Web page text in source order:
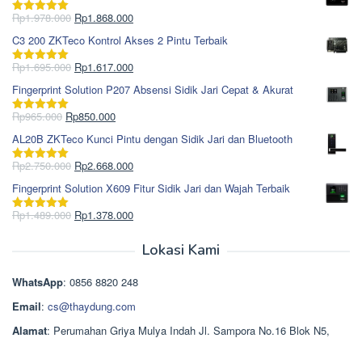
Dinilai5.00
Rp1.978.000 Harga
aslinya
adalah:
Rp1.978.000.
Rp1.868.000Harga
saat
ini
adalah:
C3 200 ZKTeco Kontrol Akses 2 Pintu Terbaik
Dinilai5.00
Rp1.695.000 Harga
aslinya
adalah:
Rp1.695.000.
Rp1.617.000Harga
saat
ini
Fingerprint Solution P207 Absensi Sidik Jari Cepat & Akurat
Dinilai5.00
Rp965.000 Harga
aslinya
adalah:
Rp965.000.
Rp850.000Harga
saat
ini
adalah:
AL20B ZKTeco Kunci Pintu dengan Sidik Jari dan Bluetooth
Dinilai5.00
Rp2.750.000 Harga
aslinya
adalah:
Rp2.750.000.
Rp2.668.000Harga
saat
ini
adalah:
Fingerprint Solution X609 Fitur Sidik Jari dan Wajah Terbaik
Dinilai5.00
Rp1.489.000 Harga
Rp1.378.000Harga
Rp1.378.000.
Lokasi Kami
WhatsApp: 0856 8820 248
Email: cs@thaydung.com
Alamat: Perumahan Griya Mulya Indah Jl. Sampora No.16 Blok N5,